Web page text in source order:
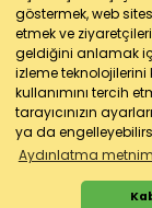
göstermek, web
etmek ve
geldiğini anlamak
izleme teknolojilerini
kullanımını tercih
tarayıcınızın
ya da
Aydınlatma
HESABIM
© e-makarna.com
sertifikası ile
No: 7220436611 |